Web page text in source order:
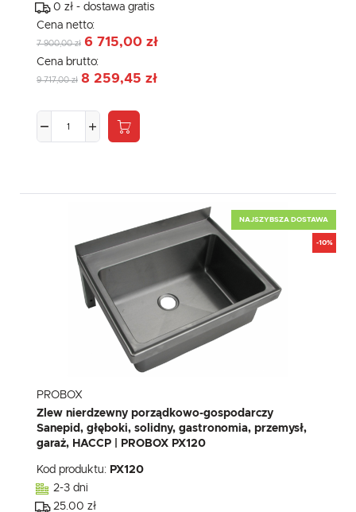
0 zł - dostawa gratis
Cena netto:
7 900,00 zł 6 715,00 zł
Cena brutto:
9 717,00 zł 8 259,45 zł
NAJSZYBSZA DOSTAWA
-10%
PROBOX
Zlew nierdzewny porządkowo-gospodarczy
Sanepid, głęboki, solidny, gastronomia, przemysł,
garaż, HACCP | PROBOX PX120
Kod produktu: PX120
2-3 dni
25.00 zł